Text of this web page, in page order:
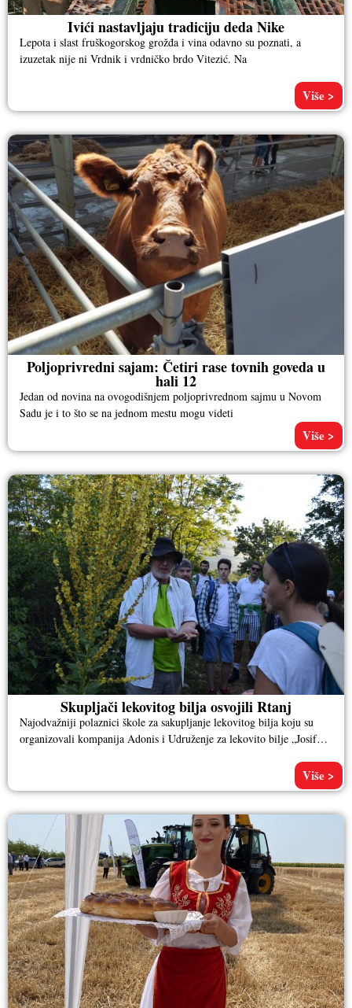
Ivići nastavljaju tradiciju deda Nike
Lepota i slast fruškogorskog grožđa i vina odavno su poznati, a
izuzetak nije ni Vrdnik i vrdničko brdo Vitezić. Na
Više >
Poljoprivredni sajam: Četiri rase tovnih goveda u
hali 12
Jedan od novina na ovogodišnjem poljoprivrednom sajmu u Novom
Sadu je i to što se na jednom mestu mogu videti
Više >
Skupljači lekovitog bilja osvojili Rtanj
Najodvažniji polaznici škole za sakupljanje lekovitog bilja koju su
organizovali kompanija Adonis i Udruženje za lekovito bilje „Josif
Više >